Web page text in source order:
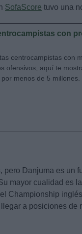
SofaScore tuvo una
con
centrocampistas con
ofensivos, aquí te
menos de 5 millones.
pero Danjuma es un
mayor cualidad es
Championship
a posiciones de